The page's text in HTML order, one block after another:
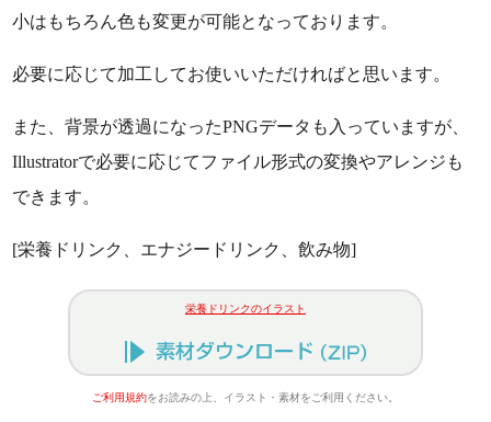
小はもちろん色も変更が可能となっております。
必要に応じて加工してお使いいただければと思います。
また、背景が透過になったPNGデータも入っていますが、
Illustratorで必要に応じてファイル形式の変換やアレンジも
できます。
[栄養ドリンク、エナジードリンク、飲み物]
栄養ドリンクのイラスト
ご利用規約をお読みの上、イラスト・素材をご利用ください。